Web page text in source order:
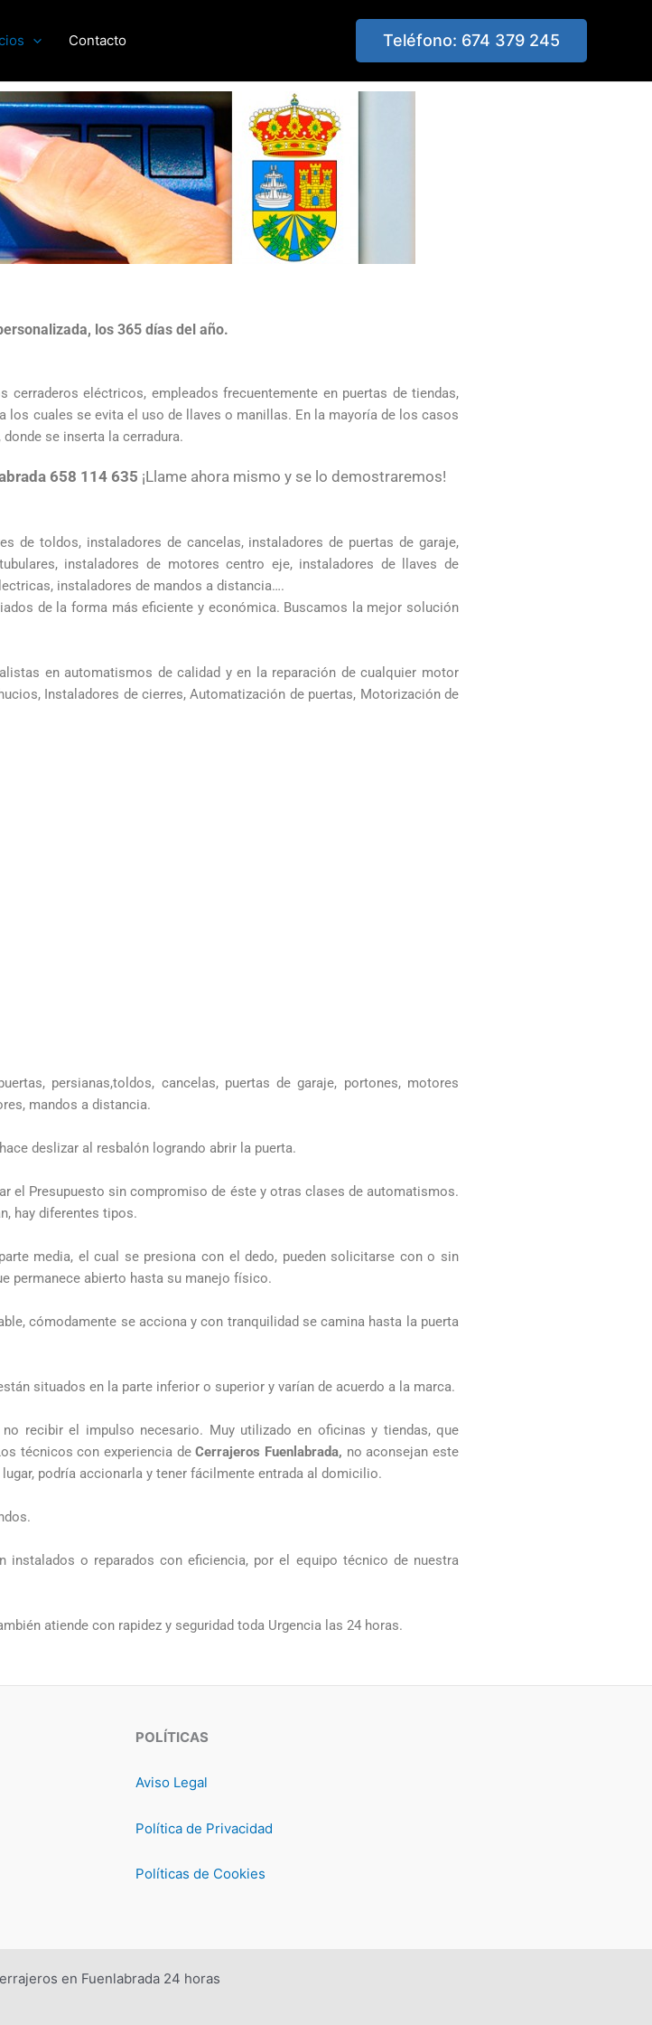
Contacto Teléfono: 674 379 245
los 365 días del año.
eléctricos, empleados frecuentemente en puertas de tiendas,
cuales se evita el uso de llaves o manillas. En la mayoría de los casos
se inserta la cerradura.
658 114 635 ¡Llame ahora mismo y se lo demostraremos!
de toldos, instaladores de cancelas, instaladores de puertas de garaje,
instaladores de motores centro eje, instaladores de llaves de
instaladores de mandos a distancia….
de la forma más eficiente y económica. Buscamos la mejor solución
en automatismos de calidad y en la reparación de cualquier motor
Instaladores de cierres, Automatización de puertas, Motorización de
persianas,toldos, cancelas, puertas de garaje, portones, motores
mandos a distancia.
deslizar al resbalón logrando abrir la puerta.
el Presupuesto sin compromiso de éste y otras clases de automatismos.
hay diferentes tipos.
media, el cual se presiona con el dedo, pueden solicitarse con o sin
permanece abierto hasta su manejo físico.
cómodamente se acciona y con tranquilidad se camina hasta la puerta
situados en la parte inferior o superior y varían de acuerdo a la marca.
recibir el impulso necesario. Muy utilizado en oficinas y tiendas, que
técnicos con experiencia deCerrajeros Fuenlabrada, no aconsejan este
podría accionarla y tener fácilmente entrada al domicilio.
o reparados con eficiencia, por el equipo técnico de nuestra
atiende con rapidez y seguridad toda Urgencia las 24 horas.
POLÍTICAS
Aviso Legal
Política de Privacidad
Políticas de Cookies
en Fuenlabrada 24 horas